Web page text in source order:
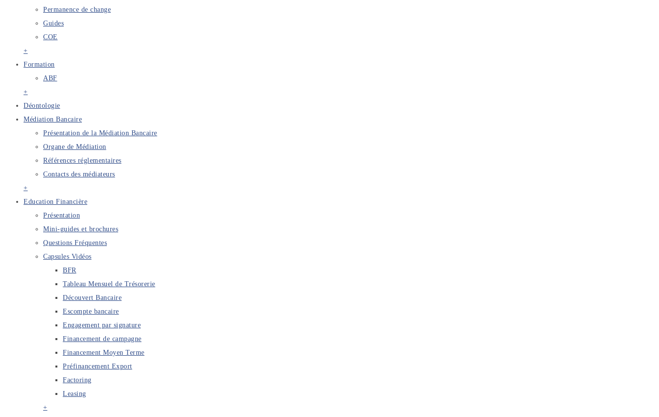
Permanence de change
Guides
COE
+
Formation
ABF
+
Déontologie
Médiation Bancaire
Présentation de la Médiation Bancaire
Organe de Médiation
Références réglementaires
Contacts des médiateurs
+
Education Financière
Présentation
Mini-guides et brochures
Questions Fréquentes
Capsules Vidéos
BFR
Tableau Mensuel de Trésorerie
Découvert Bancaire
Escompte bancaire
Engagement par signature
Financement de campagne
Financement Moyen Terme
Préfinancement Export
Factoring
Leasing
+